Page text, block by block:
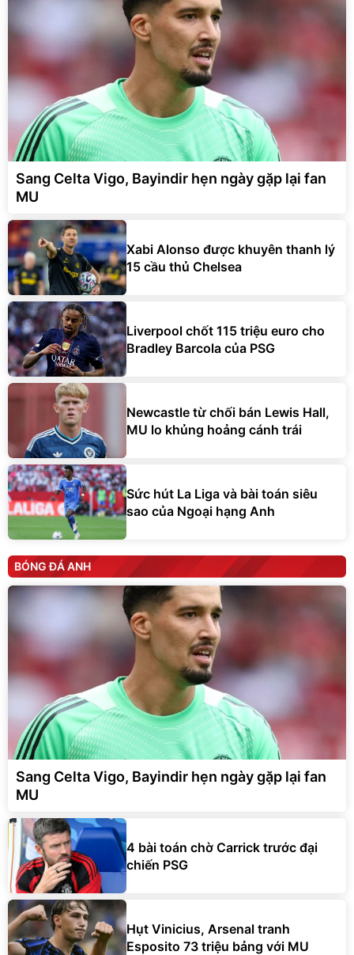
Sang Celta Vigo, Bayindir hẹn ngày gặp lại fan
MU
Xabi Alonso được khuyên thanh lý
15 cầu thủ Chelsea
Liverpool chốt 115 triệu euro cho
Bradley Barcola của PSG
Newcastle từ chối bán Lewis Hall,
MU lo khủng hoảng cánh trái
Sức hút La Liga và bài toán siêu
sao của Ngoại hạng Anh
BÓNG ĐÁ ANH
Sang Celta Vigo, Bayindir hẹn ngày gặp lại fan
MU
4 bài toán chờ Carrick trước đại
chiến PSG
Hụt Vinicius, Arsenal tranh
Esposito 73 triệu bảng với MU